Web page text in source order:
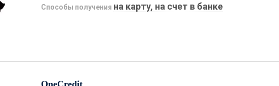
Способы получения на карту, на счет в банке
OneCredit